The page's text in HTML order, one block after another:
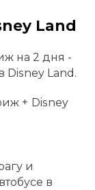
Land
на 2 дня -
Disney Land.
+ Disney
и
в